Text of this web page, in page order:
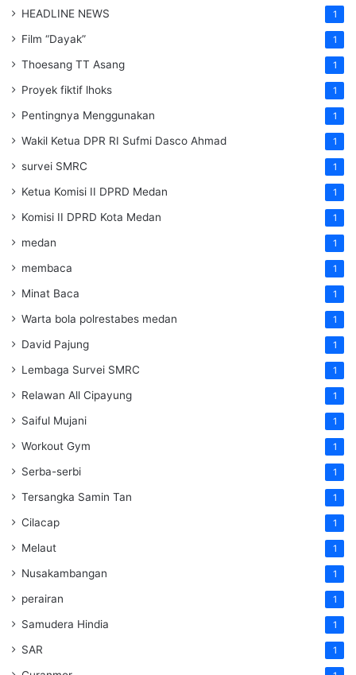
HEADLINE NEWS 1
Film “Dayak” 1
Thoesang TT Asang 1
Proyek fiktif lhoks 1
Pentingnya Menggunakan 1
Wakil Ketua DPR RI Sufmi Dasco Ahmad 1
survei SMRC 1
Ketua Komisi II DPRD Medan 1
Komisi II DPRD Kota Medan 1
medan 1
membaca 1
Minat Baca 1
Warta bola polrestabes medan 1
David Pajung 1
Lembaga Survei SMRC 1
Relawan All Cipayung 1
Saiful Mujani 1
Workout Gym 1
Serba-serbi 1
Tersangka Samin Tan 1
Cilacap 1
Melaut 1
Nusakambangan 1
perairan 1
Samudera Hindia 1
SAR 1